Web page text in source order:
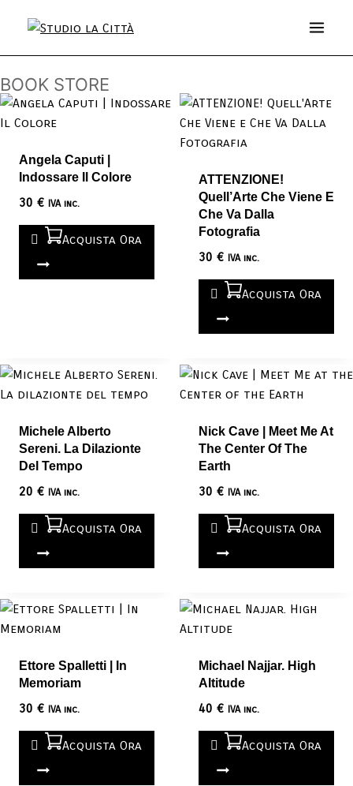
BOOK STORE
Angela Caputi |
Indossare Il Colore
30 € IVA inc.
Acquista Ora
ATTENZIONE!
Quell’Arte Che Viene E
Che Va Dalla
Fotografia
30 € IVA inc.
Acquista Ora
Michele Alberto
Sereni. La Dilazionte
Del Tempo
20 € IVA inc.
Acquista Ora
Nick Cave | Meet Me At
The Center Of The
Earth
30 € IVA inc.
Acquista Ora
Ettore Spalletti | In
Memoriam
30 € IVA inc.
Acquista Ora
Michael Najjar. High
Altitude
40 € IVA inc.
Acquista Ora